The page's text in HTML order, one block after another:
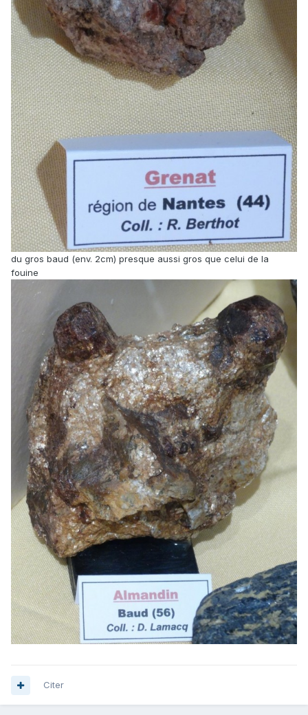
du gros baud (env. 2cm) presque aussi gros que celui de la
fouine
Citer